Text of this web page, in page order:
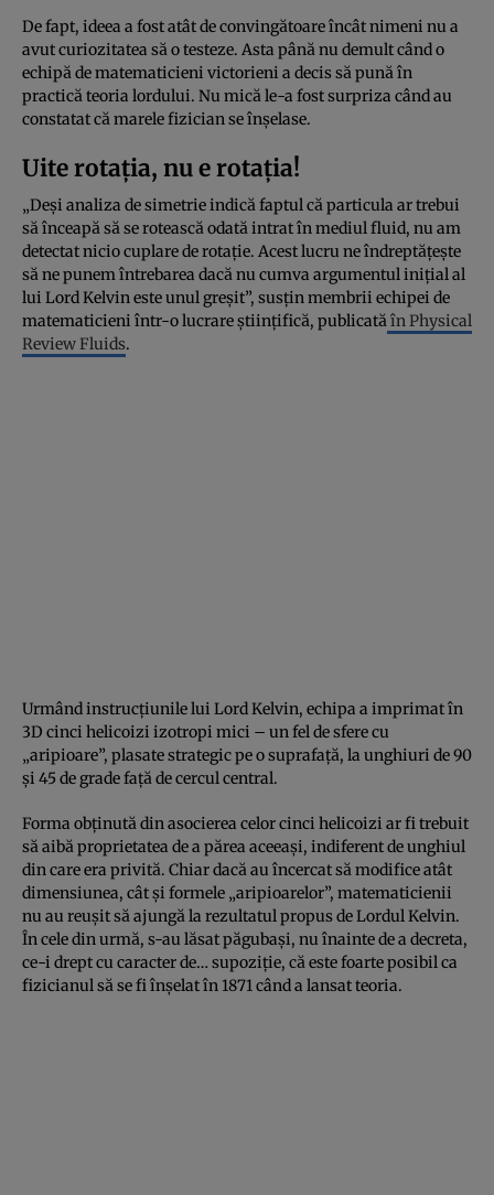
De fapt, ideea a fost atât de convingătoare încât nimeni nu a
avut curiozitatea să o testeze. Asta până nu demult când o
echipă de matematicieni victorieni a decis să pună în
practică teoria lordului. Nu mică le-a fost surpriza când au
constatat că marele fizician se înșelase.
Uite rotația, nu e rotația!
„Deși analiza de simetrie indică faptul că particula ar trebui
să înceapă să se rotească odată intrat în mediul fluid, nu am
detectat nicio cuplare de rotație. Acest lucru ne îndreptățește
să ne punem întrebarea dacă nu cumva argumentul inițial al
lui Lord Kelvin este unul greșit”, susțin membrii echipei de
matematicieni într-o lucrare științifică, publicatăîn Physical
Review Fluids.
Urmând instrucțiunile lui Lord Kelvin, echipa a imprimat în
3D cinci helicoizi izotropi mici – un fel de sfere cu
„aripioare”, plasate strategic pe o suprafață, la unghiuri de 90
și 45 de grade față de cercul central.
Forma obținută din asocierea celor cinci helicoizi ar fi trebuit
să aibă proprietatea de a părea aceeași, indiferent de unghiul
din care era privită. Chiar dacă au încercat să modifice atât
dimensiunea, cât și formele „aripioarelor”, matematicienii
nu au reușit să ajungă la rezultatul propus de Lordul Kelvin.
În cele din urmă, s-au lăsat păgubași, nu înainte de a decreta,
ce-i drept cu caracter de… supoziție, că este foarte posibil ca
fizicianul să se fi înșelat în 1871 când a lansat teoria.